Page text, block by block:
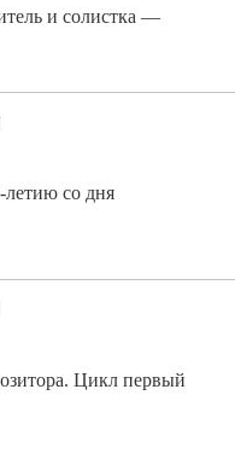
и солистка —
со дня
Цикл первый